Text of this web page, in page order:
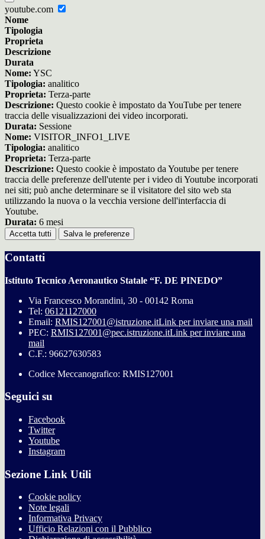
youtube.com
Nome
Tipologia
Proprieta
Descrizione
Durata
Nome: YSC
Tipologia: analitico
Proprieta: Terza-parte
Descrizione: Questo cookie è impostato da YouTube per tenere
traccia delle visualizzazioni dei video incorporati.
Durata: Sessione
Nome: VISITOR_INFO1_LIVE
Tipologia: analitico
Proprieta: Terza-parte
Descrizione: Questo cookie è impostato da Youtube per tenere
traccia delle preferenze dell'utente per i video di Youtube incorporati
nei siti; può anche determinare se il visitatore del sito web sta
utilizzando la nuova o la vecchia versione dell'interfaccia di
Youtube.
Durata: 6 mesi
Accetta tutti Salva le preferenze
Contatti
Istituto Tecnico Aeronautico Statale “F. DE PINEDO”
Via Francesco Morandini, 30 - 00142 Roma
Tel: 06121127000
Email: RMIS127001@istruzione.itLink per inviare una mail
PEC: RMIS127001@pec.istruzione.itLink per inviare una
mail
C.F.: 96627630583
Codice Meccanografico: RMIS127001
Seguici su
Facebook
Twitter
Youtube
Instagram
Sezione Link Utili
Cookie policy
Note legali
Informativa Privacy
Ufficio Relazioni con il Pubblico